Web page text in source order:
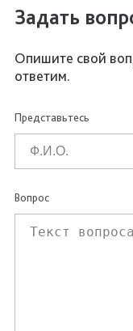
Задать
Опишите свой
ответим.
Представьтесь
Вопрос